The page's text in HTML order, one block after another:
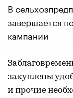
В
завершается
кампании
закуплены
и прочие